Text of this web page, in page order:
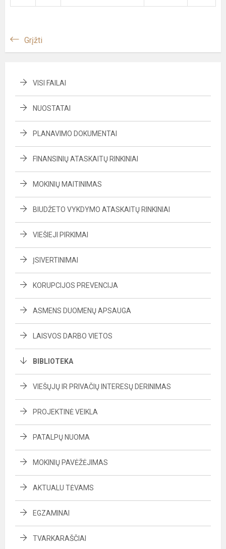
Grįžti
VISI FAILAI
NUOSTATAI
PLANAVIMO DOKUMENTAI
FINANSINIŲ ATASKAITŲ RINKINIAI
MOKINIŲ MAITINIMAS
BIUDŽETO VYKDYMO ATASKAITŲ RINKINIAI
VIEŠIEJI PIRKIMAI
ĮSIVERTINIMAI
KORUPCIJOS PREVENCIJA
ASMENS DUOMENŲ APSAUGA
LAISVOS DARBO VIETOS
BIBLIOTEKA
VIEŠŲJŲ IR PRIVAČIŲ INTERESŲ DERINIMAS
PROJEKTINĖ VEIKLA
PATALPŲ NUOMA
MOKINIŲ PAVĖŽĖJIMAS
AKTUALU TĖVAMS
EGZAMINAI
TVARKARAŠČIAI